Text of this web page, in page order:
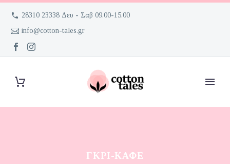
28310 23338 Δευ - Σαβ 09.00-15.00
info@cotton-tales.gr
ΓΚΡΙ-ΚΑΦΈ